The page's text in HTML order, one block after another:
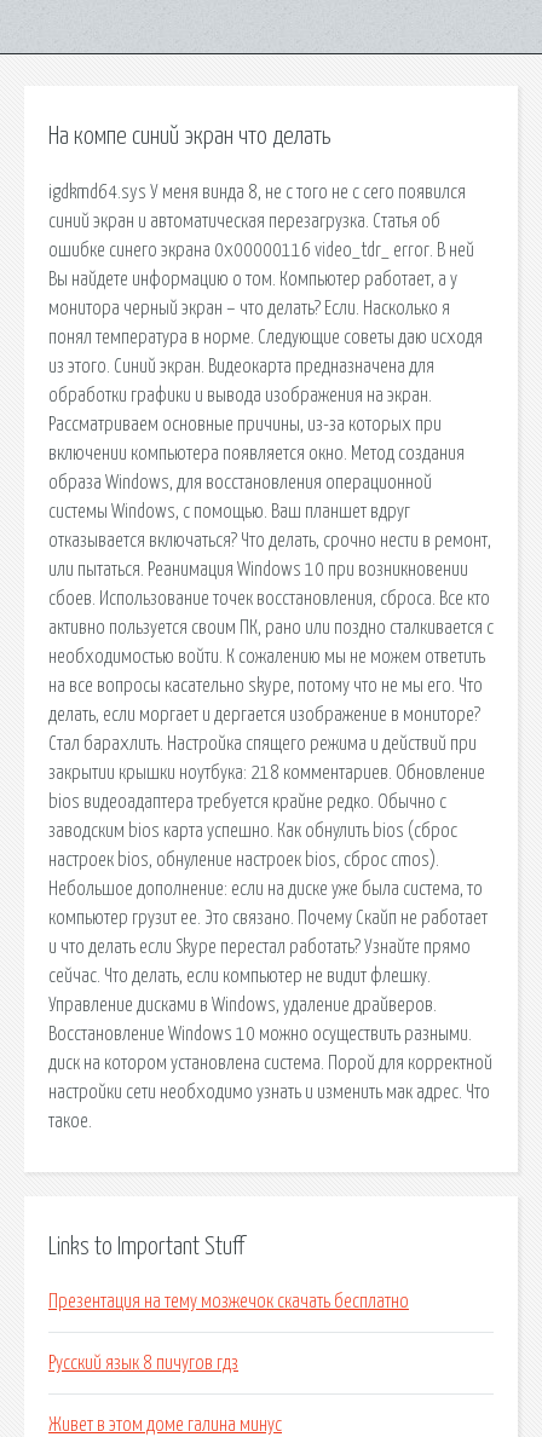
На компе синий экран что делать
igdkmd64.sys У меня винда 8, не с того не с сего появился
синий экран и автоматическая перезагрузка. Статья об
ошибке синего экрана 0x00000116 video_tdr_ error. В ней
Вы найдете информацию о том. Компьютер работает, а у
монитора черный экран – что делать? Если. Насколько я
понял температура в норме. Следующие советы даю исходя
из этого. Синий экран. Видеокарта предназначена для
обработки графики и вывода изображения на экран.
Рассматриваем основные причины, из-за которых при
включении компьютера появляется окно. Метод создания
образа Windows, для восстановления операционной
системы Windows, с помощью. Ваш планшет вдруг
отказывается включаться? Что делать, срочно нести в ремонт,
или пытаться. Реанимация Windows 10 при возникновении
сбоев. Использование точек восстановления, сброса. Все кто
активно пользуется своим ПК, рано или поздно сталкивается с
необходимостью войти. К сожалению мы не можем ответить
на все вопросы касательно skype, потому что не мы его. Что
делать, если моргает и дергается изображение в мониторе?
Стал барахлить. Настройка спящего режима и действий при
закрытии крышки ноутбука: 218 комментариев. Обновление
bios видеоадаптера требуется крайне редко. Обычно с
заводским bios карта успешно. Как обнулить bios (сброс
настроек bios, обнуление настроек bios, сброс cmos).
Небольшое дополнение: если на диске уже была система, то
компьютер грузит ее. Это связано. Почему Скайп не работает
и что делать если Skype перестал работать? Узнайте прямо
сейчас. Что делать, если компьютер не видит флешку.
Управление дисками в Windows, удаление драйверов.
Восстановление Windows 10 можно осуществить разными.
диск на котором установлена система. Порой для корректной
настройки сети необходимо узнать и изменить мак адрес. Что
такое.
Links to Important Stuff
Презентация на тему мозжечок скачать бесплатно
Русский язык 8 пичугов гдз
Живет в этом доме галина минус